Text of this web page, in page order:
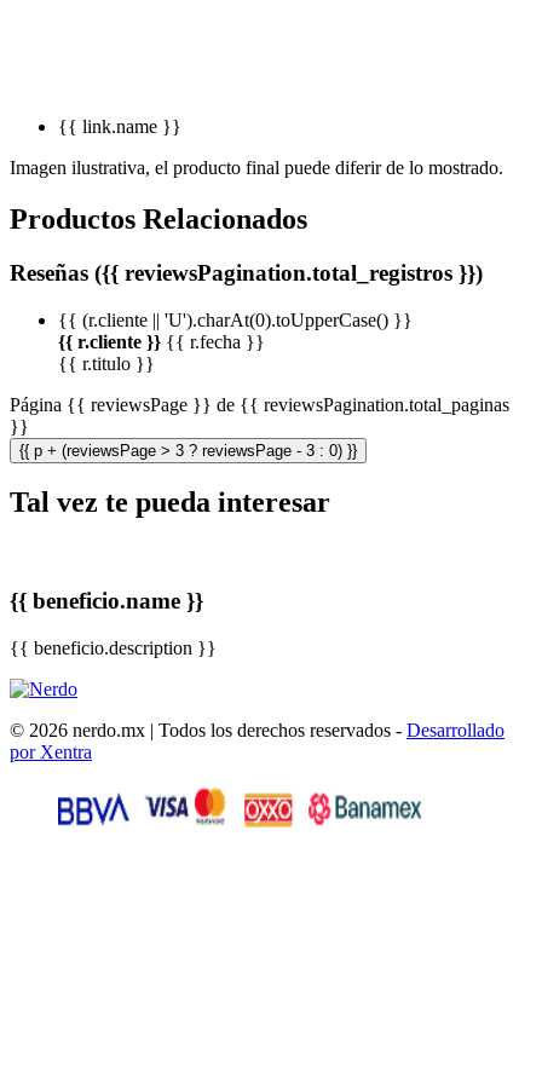
{{ link.name }}
Imagen ilustrativa, el producto final puede diferir de lo mostrado.
Productos Relacionados
Reseñas ({{ reviewsPagination.total_registros }})
{{ (r.cliente || 'U').charAt(0).toUpperCase() }}
{{ r.cliente }} {{ r.fecha }}
{{ r.titulo }}
Página {{ reviewsPage }} de {{ reviewsPagination.total_paginas
}}
{{ p + (reviewsPage > 3 ? reviewsPage - 3 : 0) }}
Tal vez te pueda interesar
{{ beneficio.name }}
{{ beneficio.description }}
© 2026 nerdo.mx | Todos los derechos reservados - Desarrollado
por Xentra